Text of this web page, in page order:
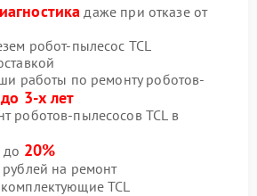
даже при отказе от
робот-пылесос TCL
работы по ремонту роботов-
до 3-х лет
роботов-пылесосов TCL в
до 20%
на ремонт
TCL